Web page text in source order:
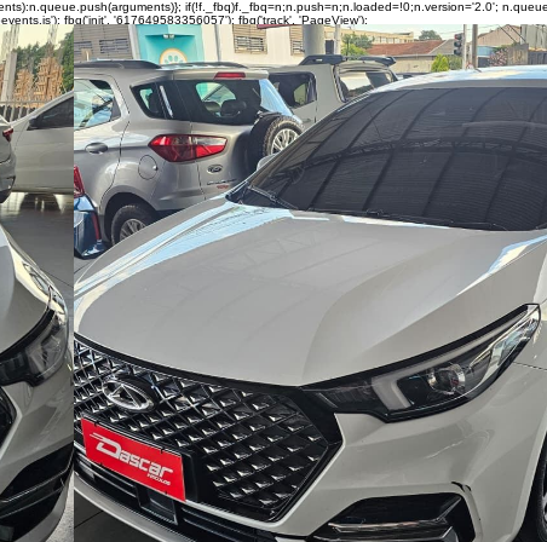
if(!f._fbq)f._fbq=n;n.push=n;n.loaded=!0;n.version='2.0';
fbq('init', '617649583356057'); fbq('track', 'PageView');